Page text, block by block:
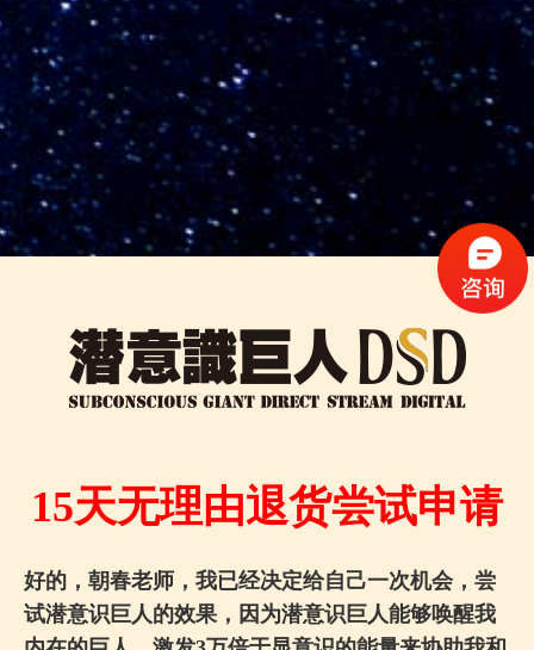
15天无理由退货尝试申请
好的，朝春老师，我已经决定给自己一次机会，尝
试潜意识巨人的效果，因为潜意识巨人能够唤醒我